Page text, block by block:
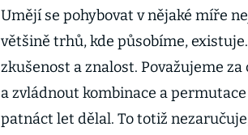
Umějí se pohybovat v nějaké míře
většině trhů, kde působíme,
zkušenost a znalost. Považujeme
a zvládnout kombinace a
patnáct let dělal. To totiž